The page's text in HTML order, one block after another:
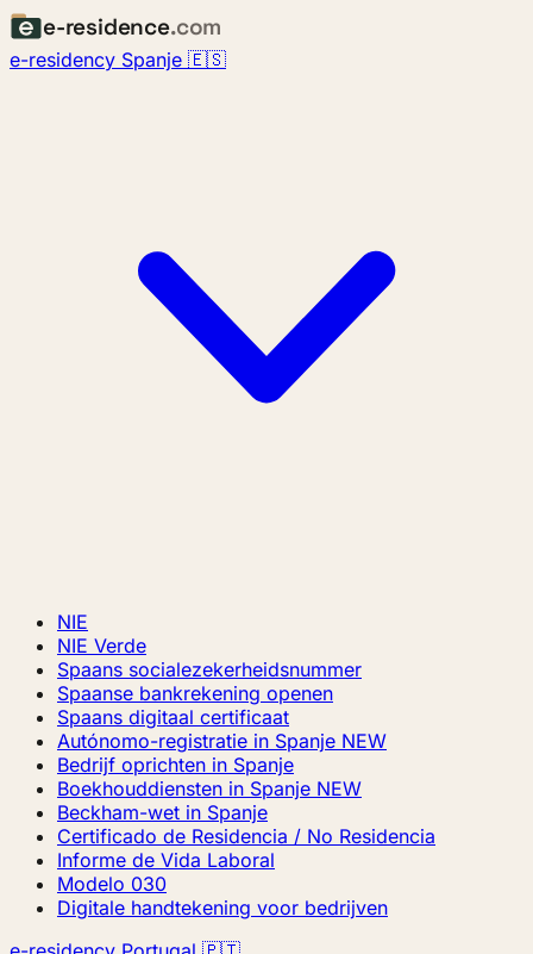
e-residence.com
e-residency Spanje 🇪🇸
NIE
NIE Verde
Spaans socialezekerheidsnummer
Spaanse bankrekening openen
Spaans digitaal certificaat
Autónomo-registratie in Spanje NEW
Bedrijf oprichten in Spanje
Boekhouddiensten in Spanje NEW
Beckham-wet in Spanje
Certificado de Residencia / No Residencia
Informe de Vida Laboral
Modelo 030
Digitale handtekening voor bedrijven